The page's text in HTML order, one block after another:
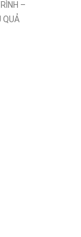
–
QUẢ